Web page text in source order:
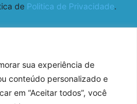
sua experiência de
conteúdo personalizado e
em “Aceitar todos”, você
de Politica de Privacidade.